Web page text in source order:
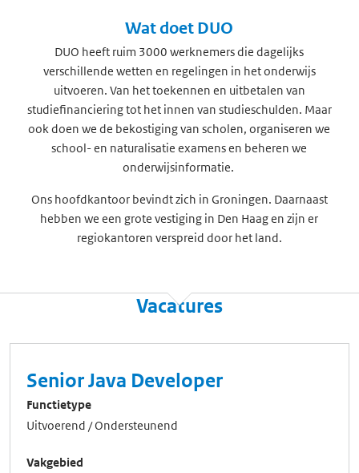
Wat doet DUO
DUO heeft ruim 3000 werknemers die dagelijks
verschillende wetten en regelingen in het onderwijs
uitvoeren. Van het toekennen en uitbetalen van
studiefinanciering tot het innen van studieschulden. Maar
ook doen we de bekostiging van scholen, organiseren we
school- en naturalisatie examens en beheren we
onderwijsinformatie.
Ons hoofdkantoor bevindt zich in Groningen. Daarnaast
hebben we een grote vestiging in Den Haag en zijn er
regiokantoren verspreid door het land.
Vacatures
Senior Java Developer
Functietype
Uitvoerend / Ondersteunend
Vakgebied